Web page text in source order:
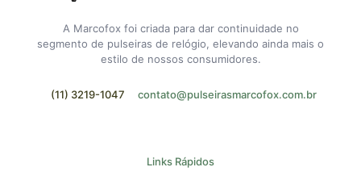
A Marcofox foi criada para dar continuidade no
segmento de pulseiras de relógio, elevando ainda mais o
estilo de nossos consumidores.
(11) 3219-1047 contato@pulseirasmarcofox.com.br
Links Rápidos